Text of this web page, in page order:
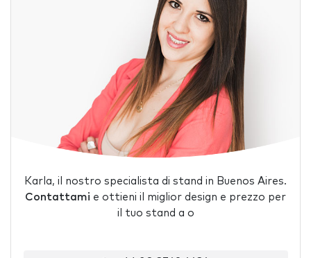
Karla, il nostro specialista di stand in Buenos Aires.
Contattami e ottieni il miglior design e prezzo per
il tuo stand a o